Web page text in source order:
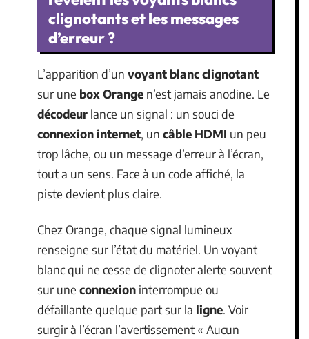
clignotants et les messages
d’erreur ?
L’apparition d’un voyant blanc clignotant
sur une box Orange n’est jamais anodine. Le
décodeur lance un signal : un souci de
connexion internet, un câble HDMI un peu
trop lâche, ou un message d’erreur à l’écran,
tout a un sens. Face à un code affiché, la
piste devient plus claire.
Chez Orange, chaque signal lumineux
renseigne sur l’état du matériel. Un voyant
blanc qui ne cesse de clignoter alerte souvent
sur une connexion interrompue ou
défaillante quelque part sur la ligne. Voir
surgir à l’écran l’avertissement « Aucun